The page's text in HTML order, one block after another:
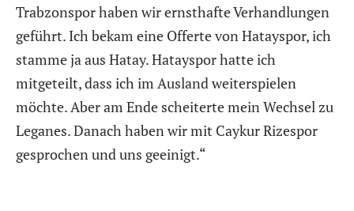
Trabzonspor haben wir ernsthafte Verhandlungen
geführt. Ich bekam eine Offerte von Hatayspor, ich
stamme ja aus Hatay. Hatayspor hatte ich
mitgeteilt, dass ich im Ausland weiterspielen
möchte. Aber am Ende scheiterte mein Wechsel zu
Leganes. Danach haben wir mit Caykur Rizespor
gesprochen und uns geeinigt.“